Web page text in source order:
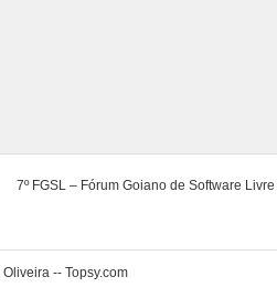
7º FGSL – Fórum Goiano de Software Livre
-- Topsy.com